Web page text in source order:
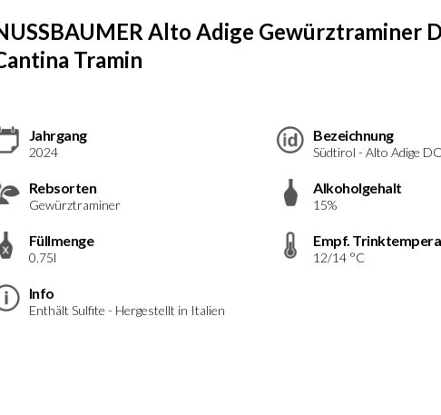
Alto Adige Gewürztraminer
Tramin
Jahrgang
2024
Bezeichnung
Südtirol - Alto Adige
Rebsorten
Gewürztraminer
Alkoholgehalt
15%
Füllmenge
0.75l
Empf.
12/14 °C
Info
Enthält Sulfite - Hergestellt in Italien